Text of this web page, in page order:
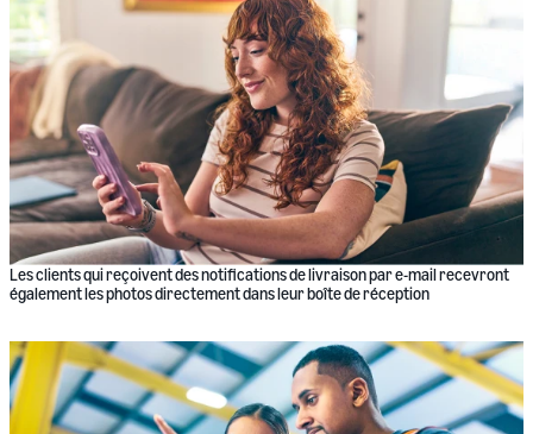
Les clients qui reçoivent des notifications de livraison par e-mail recevront
également les photos directement dans leur boîte de réception